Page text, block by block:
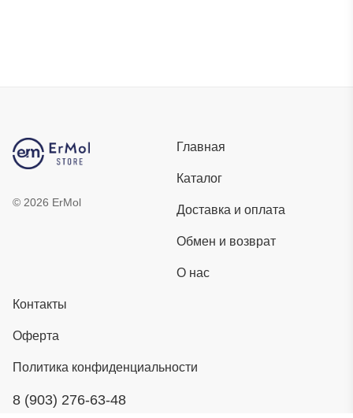
© 2026 ErMol
Главная
Каталог
Доставка и оплата
Обмен и возврат
О нас
Контакты
Оферта
Политика конфиденциальности
8 (903) 276-63-48